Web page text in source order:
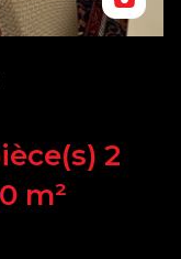
chambre(s) 80 m²